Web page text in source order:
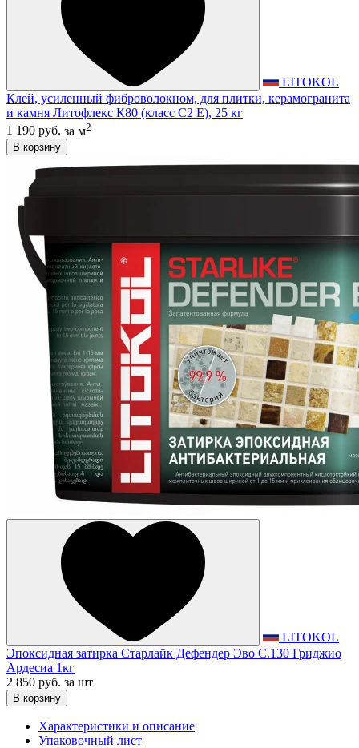
LITOKOL
Клей, усиленный фиброволокном, для плитки, керамогранита
и камня Литофлекс К80 (класс С2 E), 25 кг
1 190 руб. за м2
В корзину
LITOKOL
Эпоксидная затирка Старлайк Дефендер Эво С.130 Гриджио
Ардесиа 1кг
2 850 руб. за шт
В корзину
Характеристики и описание
Упаковочный лист